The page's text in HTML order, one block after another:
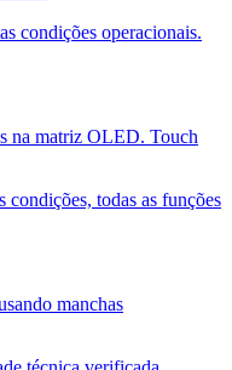
condições operacionais.
na matriz OLED. Touch
todas as funções
manchas